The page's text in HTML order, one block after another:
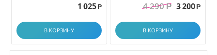
1 025 Р
В КОРЗИНУ
1.0x1.5 м4 290 Р 3 200 Р
В КОРЗИНУ